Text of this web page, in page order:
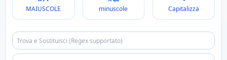
MAIUSCOLE minuscole Capitalizza